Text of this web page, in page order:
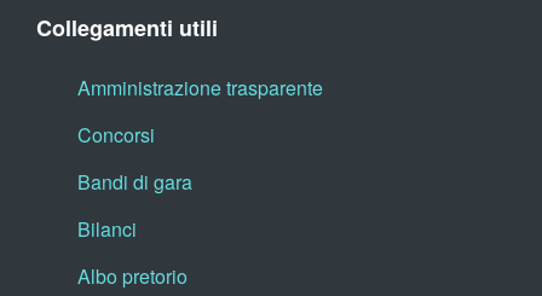
Collegamenti utili
Amministrazione trasparente
Concorsi
Bandi di gara
Bilanci
Albo pretorio